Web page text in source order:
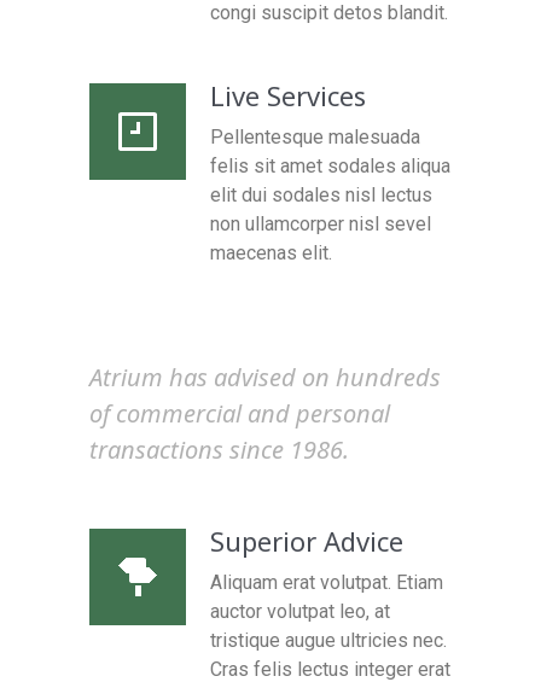
congi suscipit detos blandit.
Live Services
Pellentesque malesuada
felis sit amet sodales aliqua
elit dui sodales nisl lectus
non ullamcorper nisl sevel
maecenas elit.
Atrium has advised on hundreds
of commercial and personal
transactions since 1986.
Superior Advice
Aliquam erat volutpat. Etiam
auctor volutpat leo, at
tristique augue ultricies nec.
Cras felis lectus integer erat